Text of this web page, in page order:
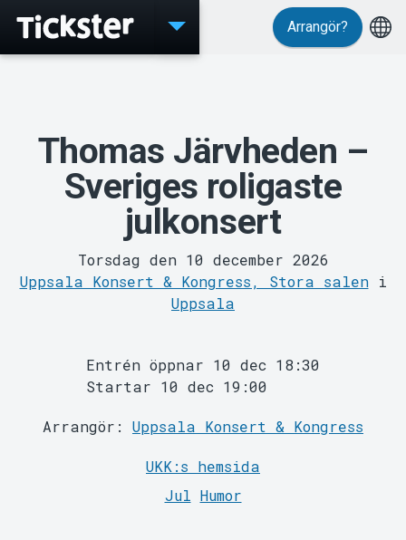
Evenemang
MyTickster
Arrangör?
Thomas Järvheden –
Sveriges roligaste
julkonsert
Torsdag den 10 december 2026
Uppsala Konsert & Kongress, Stora saleni
Uppsala
Entrén öppnar 10 dec 18:30
Startar 10 dec 19:00
Arrangör: Uppsala Konsert & Kongress
UKK:s hemsida
Jul Humor